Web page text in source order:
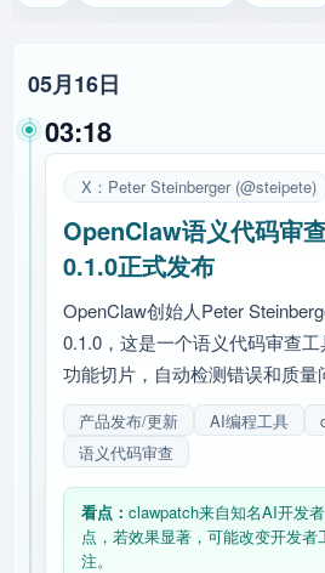
05月16日
03:18
X：Peter Steinberger (@steipete)
OpenClaw语义代码审
0.1.0正式发布
OpenClaw创始人Peter
0.1.0，这是一个语义代码审查
功能切片，自动检测错误和质量
产品发布/更新 AI编程工具
语义代码审查
看点： clawpatch来自知名AI开发
点，若效果显著，可能改变开发
注。